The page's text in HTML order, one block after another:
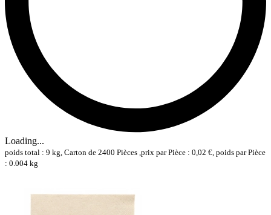
Loading...
poids total : 9 kg, Carton de 2400 Pièces ,prix par Pièce : 0,02 €, poids par Pièce
: 0.004 kg